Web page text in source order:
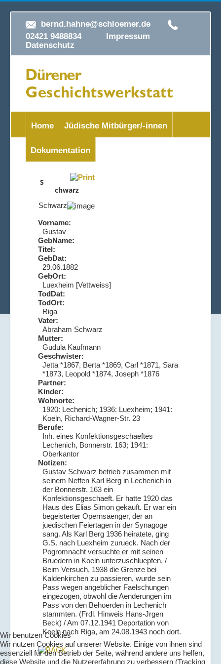
bernd.hahne@schloemer.de
02421 9488834 Impressum
Datenschutz
Home Jüdische Mitbürger/-innen
Dokumentation
S
chwarz
Schwarz
Vorname:
Gustav
GebName:
Titel:
GebDat:
29.06.1882
GebOrt:
Luexheim [Vettweiss]
TodDat:
TodOrt:
Riga
Vater:
Abraham Schwarz
Mutter:
Gudula Kaufmann
Geschwister:
Jetta *1867, Berta *1869, Carl *1871, Sara
*1873, Leopold *1874, Joseph *1876
Partner:
Kinder:
Wohnorte:
1920: Lechenich; 1936: Luexheim; 1941:
Koeln, Richard-Wagner-Str. 23
Berufe:
Inh. eines Konfektionsgeschaeftes
Lechenich, Bonnerstr. 163; 1941:
Oberkantor
Notizen:
Gustav Schwarz betrieb zusammen mit
seinem Neffen Karl Berg in Lechenich in
der Bonnerstr. 163 ein
Konfektionsgeschaeft. Er hatte 1920 das
Haus des Elias Simon gekauft. Er war ein
begeisterter Opernsaenger, der an
juedischen Feiertagen in der Synagoge
sang. Als Karl Berg 1936 heiratete, ging
G.S. nach Luexheim zurueck. Nach der
Pogromnacht versuchte er mit seinen
Bruedern in Koeln unterzuschluepfen. /
Beim Versuch, 1938 die Grenze bei
Kaldenkirchen zu passieren, wurde sein
Pass wegen angeblicher Faelschungen
eingezogen, obwohl die Aenderungen im
Pass von den Behoerden in Lechenich
stammten. (Frdl. Hinweis Hans-Jrgen
Beck) / Am 07.12.1941 Deportation von
Koeln nach Riga, am 24.08.1943 noch dort.
Wir benutzen Cookies
Wir nutzen Cookies auf unserer Website. Einige von ihnen sind
essenziell für den Betrieb der Seite, während andere uns helfen,
diese Website und die Nutzererfahrung zu verbessern (Tracking